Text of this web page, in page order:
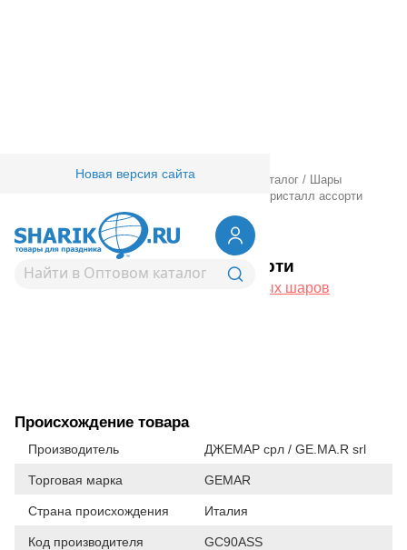
Новая версия сайта
Товары для праздника/ Оптовый каталог /
Шары
10" Кристалл ассорти
1101-024010" Кристалл ассорти
Вернуться в раздел Ассорти из круглых шаров
Происхождение товара
Производитель ДЖЕМАР срл / GE.MA.R srl
Торговая марка GEMAR
Страна происхождения Италия
Код производителя GC90ASS